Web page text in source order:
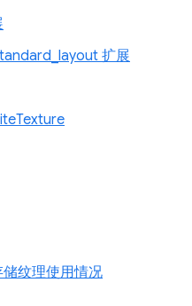
扩展
纹理使用情况